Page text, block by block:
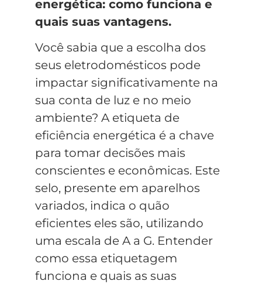
energética: como funciona e
quais suas vantagens.
Você sabia que a escolha dos
seus eletrodomésticos pode
impactar significativamente na
sua conta de luz e no meio
ambiente? A etiqueta de
eficiência energética é a chave
para tomar decisões mais
conscientes e econômicas. Este
selo, presente em aparelhos
variados, indica o quão
eficientes eles são, utilizando
uma escala de A a G. Entender
como essa etiquetagem
funciona e quais as suas